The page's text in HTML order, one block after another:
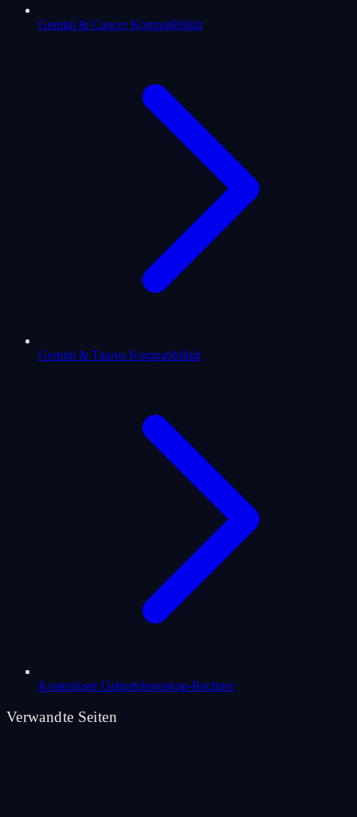
Gemini & Cancer Kompatibilität
Gemini & Taurus Kompatibilität
Kostenloser Geburtshoroskop-Rechner
Verwandte Seiten